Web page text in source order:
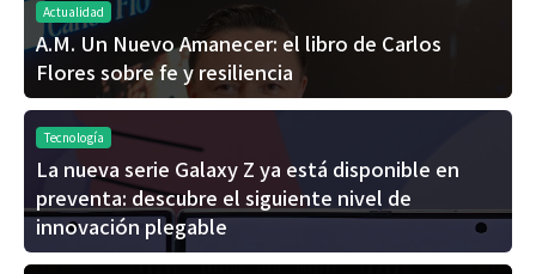
Actualidad
A.M. Un Nuevo Amanecer: el libro de Carlos
Flores sobre fe y resiliencia
Tecnología
La nueva serie Galaxy Z ya está disponible en
preventa: descubre el siguiente nivel de
innovación plegable